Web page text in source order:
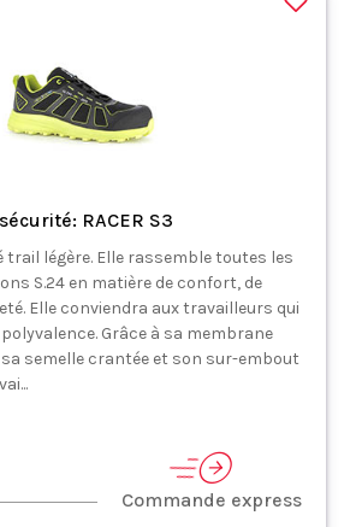
RACER S3
trail légère. Elle rassemble toutes les
S.24 en matière de confort, de
Elle conviendra aux travailleurs qui
Grâce à sa membrane
semelle crantée et son sur-embout
Commande express